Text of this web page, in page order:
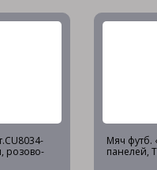
розово-
Мяч футб.
панелей,